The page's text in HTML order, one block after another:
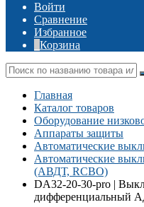
Войти
Сравнение
Избранное
Корзина
Главная
Каталог товаров
Оборудование
Аппараты защиты
Автоматические
Автоматические
(АВДТ, RCBO)
DA32-20-30-pro |
дифференциальный